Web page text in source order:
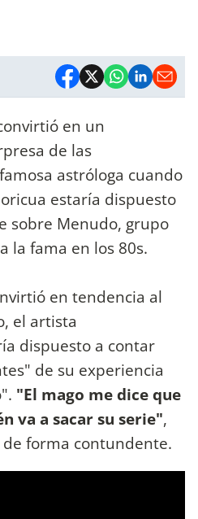
en un
de las
astróloga cuando
estaría dispuesto
sobre Menudo, grupo
la fama en los 80s.
en tendencia al
el artista
dispuesto a contar
de su experiencia
"El mago me dice que
va a sacar su serie",
forma contundente.